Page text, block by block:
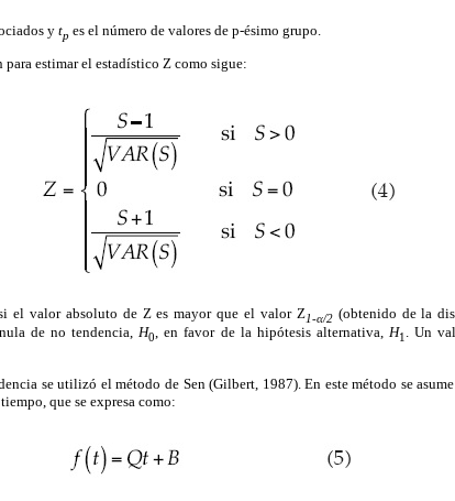
y tp es el número de valores de p-ésimo grupo.
para estimar el estadístico Z como sigue:
el valor absoluto de Z es mayor que el valor Z1-α/2(obtenido de la
de no tendencia,H0, en favor de la hipótesis alternativa, H1 . Un
se utilizó el método de Sen (Gilbert, 1987). En este método se
que se expresa como: